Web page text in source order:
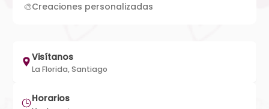
🎨Creaciones personalizadas
Visítanos
La Florida, Santiago
Horarios